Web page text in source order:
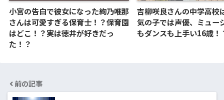
小宮の告白で彼女になった絢乃唯那
さんは可愛すぎる保育士！？保育園
はどこ！？実は徳井が好きだっ
た！？
吉柳咲良さんの中学高校
気の子では声優、ミュー
もダンスも上手い16歳！
前の記事